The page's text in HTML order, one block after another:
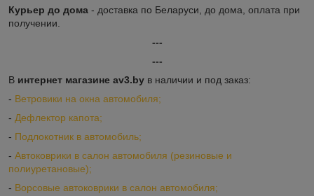
Курьер до дома - доставка по Беларуси, до дома, оплата при
получении.
---
---
В интернет магазине av3.by в наличии и под заказ:
- Ветровики на окна автомобиля;
- Дефлектор капота;
- Подлокотник в автомобиль;
- Автоковрики в салон автомобиля (резиновые и
полиуретановые);
- Ворсовые автоковрики в салон автомобиля;